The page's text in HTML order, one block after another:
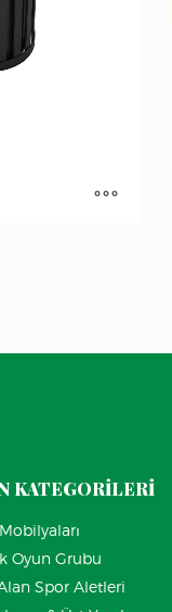
KATEGORİLERİ
Oyun Grubu
Spor Aletleri